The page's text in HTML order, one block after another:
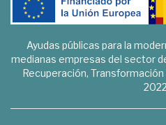
Ayudas públicas para la
medianas empresas del sector
Recuperación,